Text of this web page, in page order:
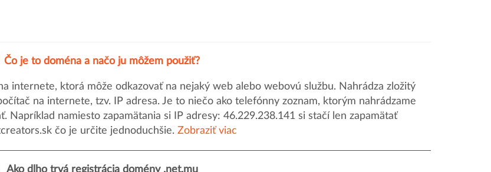
Čo je to doména a načo ju môžem použiť?
internete, ktorá môže odkazovať na nejaký web alebo webovú službu. Nahrádza zložitý
na internete, tzv. IP adresa. Je to niečo ako telefónny zoznam, ktorým nahrádzame
Napríklad namiesto zapamätania si IP adresy: 46.229.238.141 si stačí len zapamätať
čo je určite jednoduchšie. Zobraziť viac
Ako dlho trvá registrácia domény .net.mu